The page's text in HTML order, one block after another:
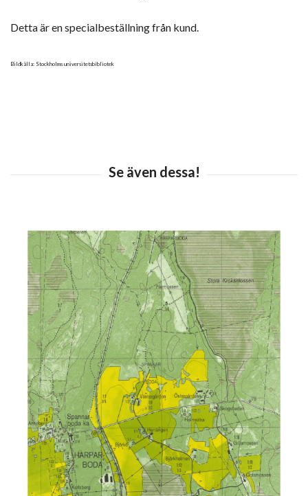
Detta är en specialbeställning från kund.
Bildkälla: Stockholms universitetsbibliotek